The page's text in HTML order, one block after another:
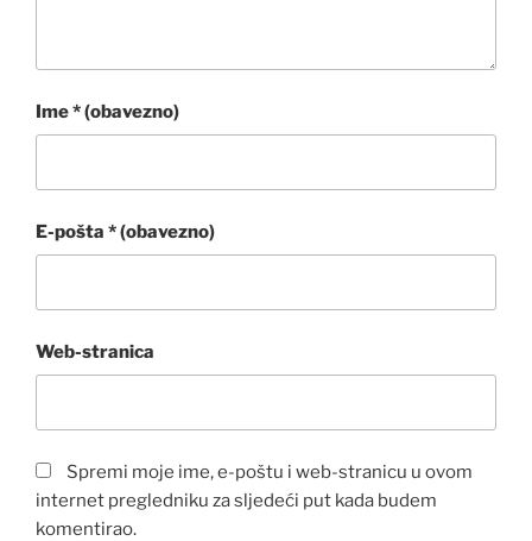
Ime* (obavezno)
E-pošta * (obavezno)
Web-stranica
Spremi moje ime, e-poštu i web-stranicu u ovom
internet pregledniku za sljedeći put kada budem
komentirao.